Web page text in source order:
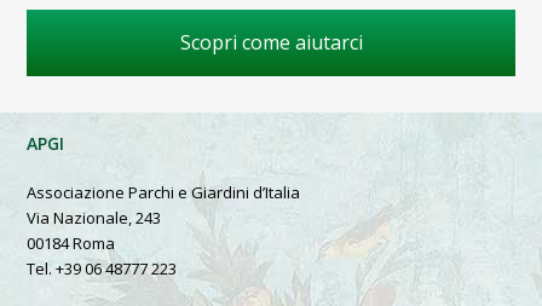
Scopri come aiutarci
APGI
Associazione Parchi e Giardini d’Italia
Via Nazionale, 243
00184 Roma
Tel. +39 06 48777 223